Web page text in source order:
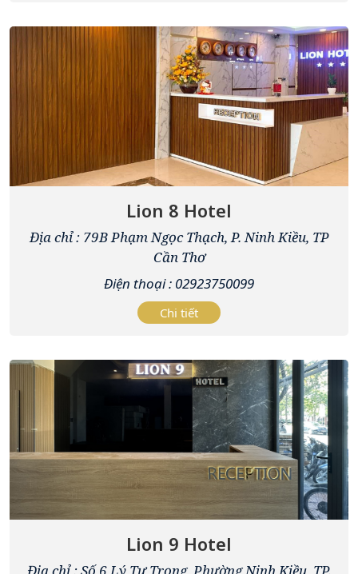
Lion 8 Hotel
Địa chỉ : 79B Phạm Ngọc Thạch, P. Ninh Kiều, TP
Cần Thơ
Điện thoại : 02923750099
Chi tiết
Lion 9 Hotel